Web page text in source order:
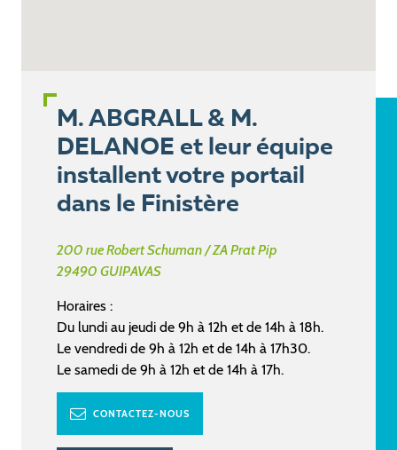
M. ABGRALL & M.
DELANOE et leur équipe
installent votre portail
dans le Finistère
200 rue Robert Schuman / ZA Prat Pip
29490 GUIPAVAS
Horaires :
Du lundi au jeudi de 9h à 12h et de 14h à 18h.
Le vendredi de 9h à 12h et de 14h à 17h30.
Le samedi de 9h à 12h et de 14h à 17h.
CONTACTEZ-NOUS